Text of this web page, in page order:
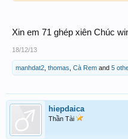
Xin em 71 ghép xiên Chúc
18/12/13
manhdat2 thomas Cà Rem and 5
hiepdaica
Thần Tài